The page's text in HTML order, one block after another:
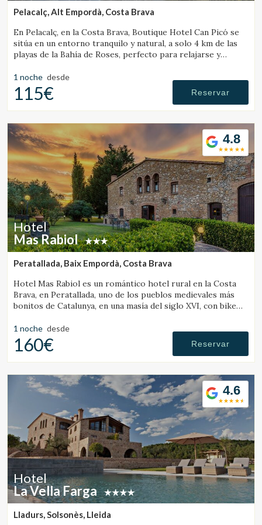
Pelacalç, Alt Empordà, Costa Brava
En Pelacalç, en la Costa Brava, Boutique Hotel Can Picó se
sitúa en un entorno tranquilo y natural, a solo 4 km de las
playas de la Bahía de Roses, perfecto para relajarse y
1 noche desde
115€ Reservar
4.8
Hotel
Mas Rabiol
Peratallada, Baix Empordà, Costa Brava
Hotel Mas Rabiol es un romántico hotel rural en la Costa
Brava, en Peratallada, uno de los pueblos medievales más
bonitos de Catalunya, en una masía del siglo XVI, con bike
1 noche desde
160€ Reservar
4.6
Hotel
La Vella Farga
Lladurs, Solsonès, Lleida